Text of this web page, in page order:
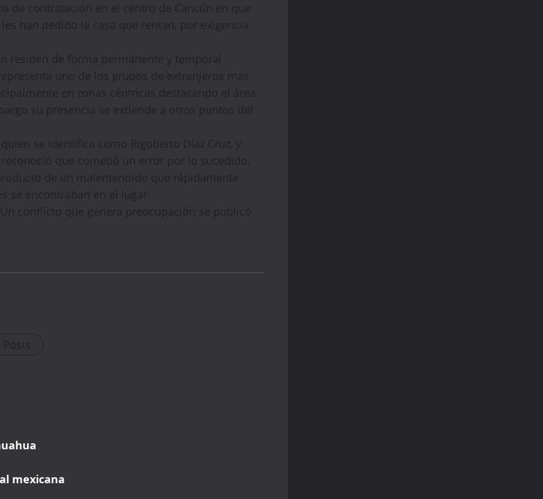
de contratación en el centro de Cancún en que
han pedido la casa que rentan, por exigencia
residen de forma permanente y temporal
uno de los grupos de extranjeros más
en zonas céntricas destacando el área
su presencia se extiende a otros puntos del
se identifica como Rigoberto Díaz Cruz, y
que cometió un error por lo sucedido,
de un malentendido que rápidamente
se encontraban en el lugar.
conflicto que genera preocupación se publicó
mexicana
1,729 people booked today
Book with Discount →
* Offer valid for first-time bookings up to $3,000. Applies to all payment
cards. Limited availability.